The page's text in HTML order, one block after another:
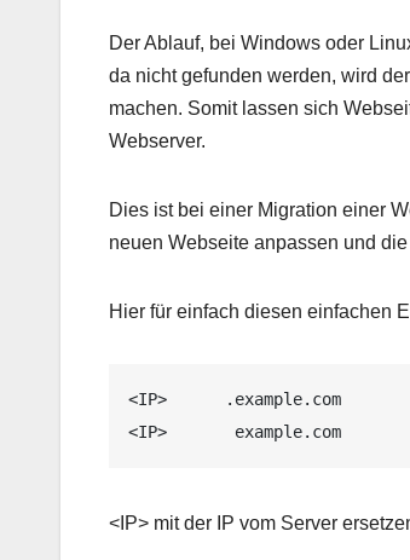
Der Ablauf, bei Windows oder
da nicht gefunden werden, wird
machen. Somit lassen sich
Webserver.
Dies ist bei einer Migration einer
neuen Webseite anpassen und
Hier für einfach diesen einfachen
<IP>      .example.com
<IP>       example.com
<IP> mit der IP vom Server